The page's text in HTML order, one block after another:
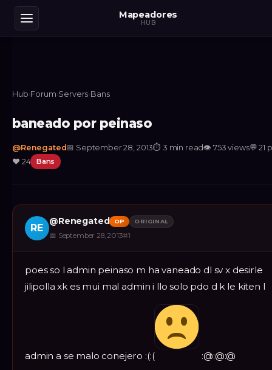
Mapeadores
HUB
Hub›Forum›Servers›Bans
baneado por peinaso
@Renegated📅 September 28, 2013⏱ 3 min read👁 753 views💬21
❤️ 24 Bans
RE
@Renegated OP ORIGINAL
📅 September 28, 2013#1
poes so l admin peinaso m ha vaneado dl sv x desirle
jilipolla xk es mui mal admin i llo solo pdo d k le kiten l
admin a se malo conejero :(:( :@:@:@